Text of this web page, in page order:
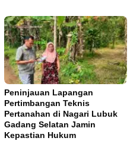
Peninjauan Lapangan
Pertimbangan Teknis
Pertanahan di Nagari Lubuk
Gadang Selatan Jamin
Kepastian Hukum